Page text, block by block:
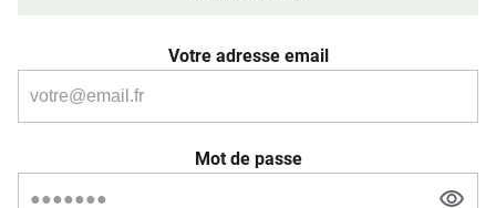
Votre adresse email
Mot de passe